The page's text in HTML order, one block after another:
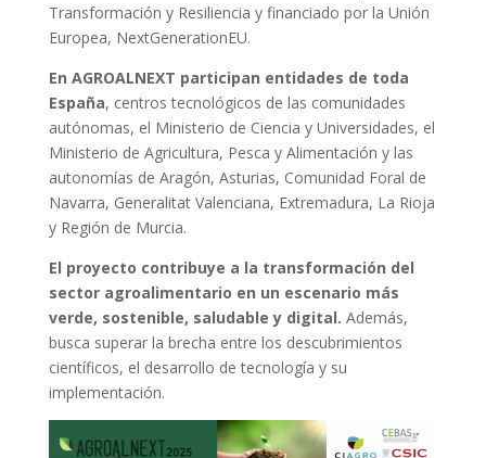
Transformación y Resiliencia y financiado por la Unión
Europea, NextGenerationEU.
En AGROALNEXT participan entidades de toda
España, centros tecnológicos de las comunidades
autónomas, el Ministerio de Ciencia y Universidades, el
Ministerio de Agricultura, Pesca y Alimentación y las
autonomías de Aragón, Asturias, Comunidad Foral de
Navarra, Generalitat Valenciana, Extremadura, La Rioja
y Región de Murcia.
El proyecto contribuye a la transformación del
sector agroalimentario en un escenario más
verde, sostenible, saludable y digital. Además,
busca superar la brecha entre los descubrimientos
científicos, el desarrollo de tecnología y su
implementación.